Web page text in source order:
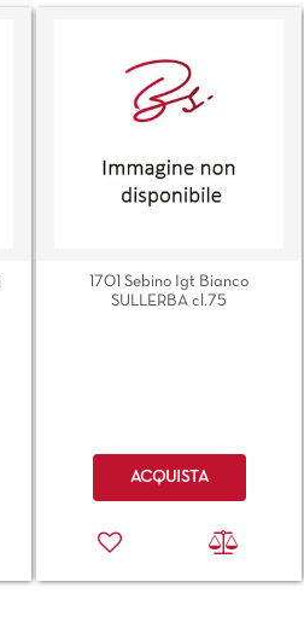
1701 Sebino Igt Bianco
SULLERBA cl.75
Quantità
ACQUISTA